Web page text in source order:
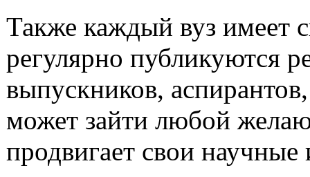
Также каждый вуз имеет
регулярно публикуются
выпускников,
может зайти любой
продвигает свои